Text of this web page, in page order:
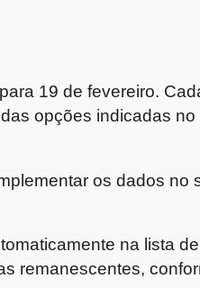
19 de fevereiro.
opções indicadas no
os dados no
na lista
remanescentes,